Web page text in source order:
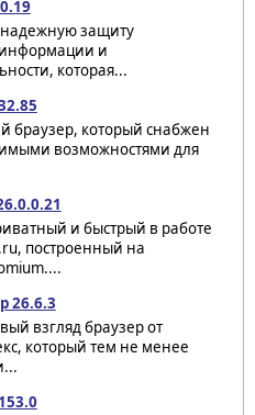
надежную защиту
и
которая...
браузер, который снабжен
возможностями для
и быстрый в работе
построенный на
26.6.3
взгляд браузер от
который тем не менее